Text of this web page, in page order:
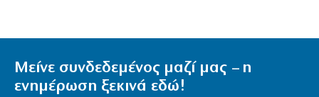
Μείνε συνδεδεμένος μαζί μας – η
ενημέρωση ξεκινά εδώ!